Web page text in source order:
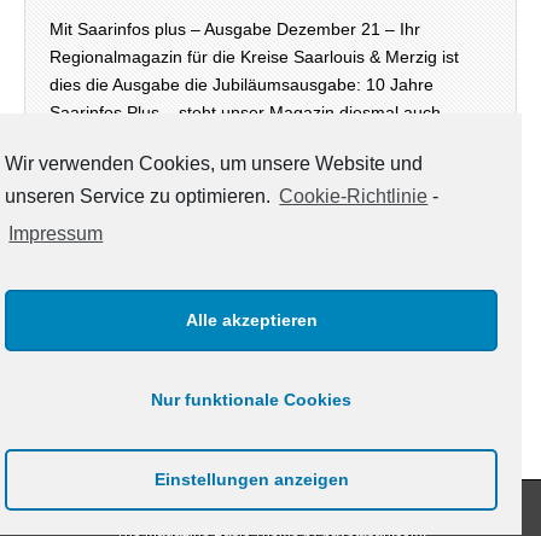
Mit Saarinfos plus – Ausgabe Dezember 21 – Ihr
Regionalmagazin für die Kreise Saarlouis & Merzig ist
dies die Ausgabe die Jubiläumsausgabe: 10 Jahre
Saarinfos Plus – steht unser Magazin diesmal auch
weiterlesen →
Copyright © 2021www.saarinfos.de. All Rights Reserved.
The Magazine Basic Theme bybavotasan.com.
Wir verwenden Cookies, um unsere Website und
unseren Service zu optimieren. Cookie-Richtlinie -
Impressum
Alle akzeptieren
Nur funktionale Cookies
Einstellungen anzeigen